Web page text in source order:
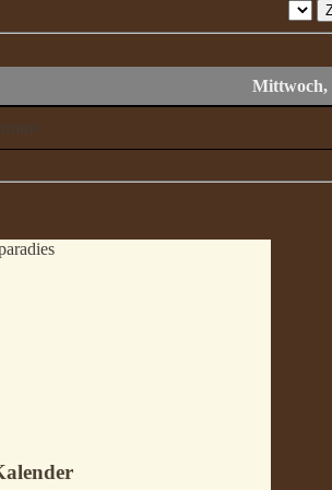
Mittwoch,